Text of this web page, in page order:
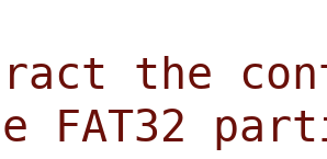
the
FAT32